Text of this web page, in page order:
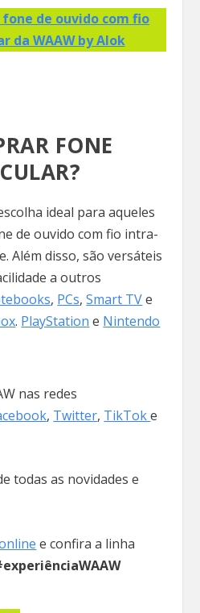
de ouvido com fio
da WAAW by Alok
FONE
ideal para aqueles
de ouvido com fio intra-
Além disso, são versáteis
a outros
, PCs,Smart TVe
. PlayStation e Nintendo
nas redes
, Twitter, TikToke
todas as novidades e
e confira a linha